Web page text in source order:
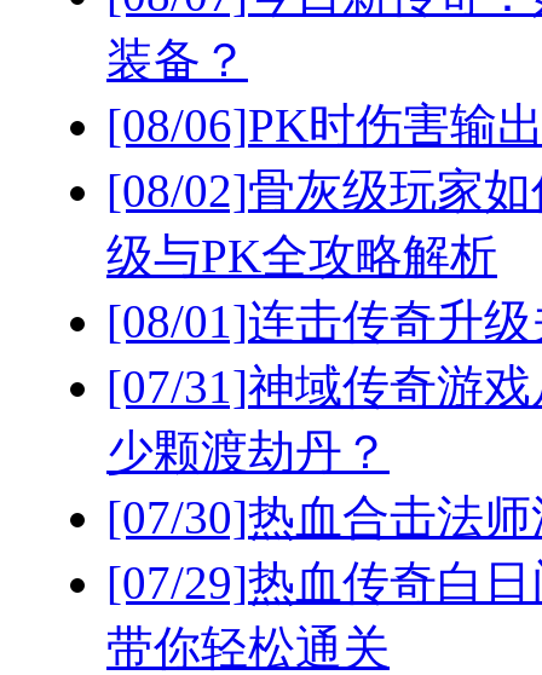
装备？
[08/06]PK时伤害输
[08/02]骨灰级玩家
级与PK全攻略解析
[08/01]连击传奇升
[07/31]神域传奇游
少颗渡劫丹？
[07/30]热血合击法
[07/29]热血传奇白
带你轻松通关